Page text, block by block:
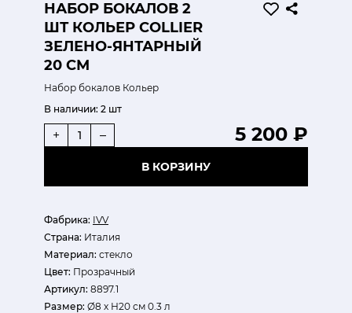
НАБОР БОКАЛОВ 2
ШТ КОЛЬЕР COLLIER
ЗЕЛЕНО-ЯНТАРНЫЙ
20 СМ
Набор бокалов Кольер
Фабрика: IVV
Страна: Италия
Материал: стекло
Цвет: Прозрачный
Артикул: 8897.1
Размер: Ø8 х Н20 см 0.3 л
В наличии: 2 шт
5 200 ₽
+ –
В КОРЗИНУ